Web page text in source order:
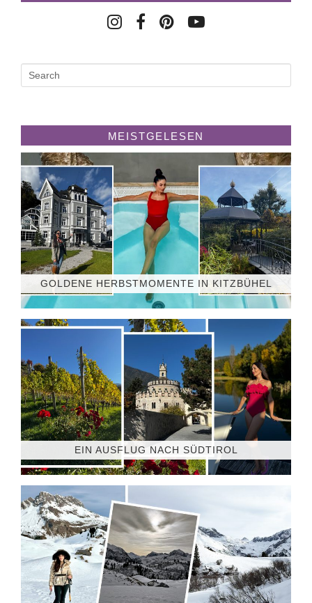
MEISTGELESEN
GOLDENE HERBSTMOMENTE IN KITZBÜHEL
EIN AUSFLUG NACH SÜDTIROL